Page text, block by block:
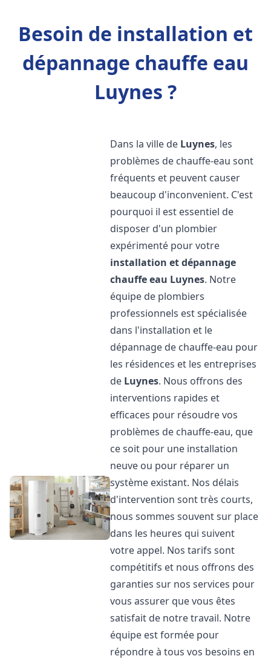
Besoin de installation et
dépannage chauffe eau
Luynes ?
Dans la ville de Luynes, les
problèmes de chauffe-eau sont
fréquents et peuvent causer
beaucoup d'inconvenient. C'est
pourquoi il est essentiel de
disposer d'un plombier
expérimenté pour votre
installation et dépannage
chauffe eau Luynes. Notre
équipe de plombiers
professionnels est spécialisée
dans l'installation et le
dépannage de chauffe-eau pour
les résidences et les entreprises
de Luynes. Nous offrons des
interventions rapides et
efficaces pour résoudre vos
problèmes de chauffe-eau, que
ce soit pour une installation
neuve ou pour réparer un
système existant. Nos délais
d'intervention sont très courts,
nous sommes souvent sur place
dans les heures qui suivent
votre appel. Nos tarifs sont
compétitifs et nous offrons des
garanties sur nos services pour
vous assurer que vous êtes
satisfait de notre travail. Notre
équipe est formée pour
répondre à tous vos besoins en